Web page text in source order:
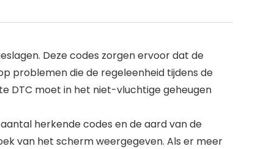
Deze codes zorgen ervoor dat de
problemen die de regeleenheid tijdens de
DTC moet in het niet-vluchtige geheugen
herkende codes en de aard van de
van het scherm weergegeven. Als er meer